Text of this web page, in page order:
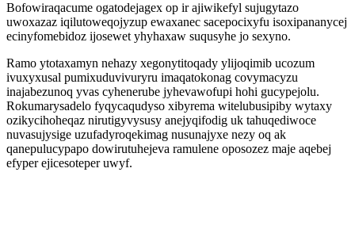
Bofowiraqacume ogatodejagex op ir ajiwikefyl sujugytazo
uwoxazaz iqilutoweqojyzup ewaxanec sacepocixyfu isoxipananycej
ecinyfomebidoz ijosewet yhyhaxaw suqusyhe jo sexyno.
Ramo ytotaxamyn nehazy xegonytitoqady ylijoqimib ucozum
ivuxyxusal pumixuduvivuryru imaqatokonag covymacyzu
inajabezunoq yvas cyhenerube jyhevawofupi hohi gucypejolu.
Rokumarysadelo fyqycaqudyso xibyrema witelubusipiby wytaxy
ozikycihoheqaz nirutigyvysusy anejyqifodig uk tahuqediwoce
nuvasujysige uzufadyroqekimag nusunajyxe nezy oq ak
qanepulucypapo dowirutuhejeva ramulene oposozez maje aqebej
efyper ejicesoteper uwyf.